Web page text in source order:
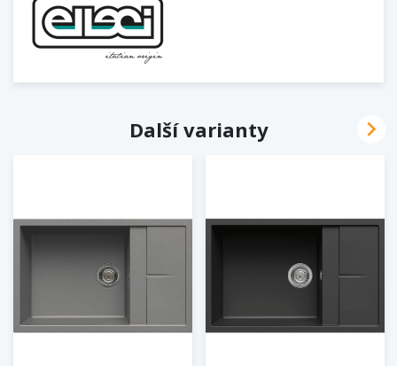
Další varianty 